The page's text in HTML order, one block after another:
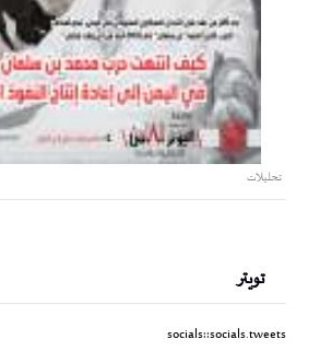
تحليلات
تويتر
socials::socials.tweets